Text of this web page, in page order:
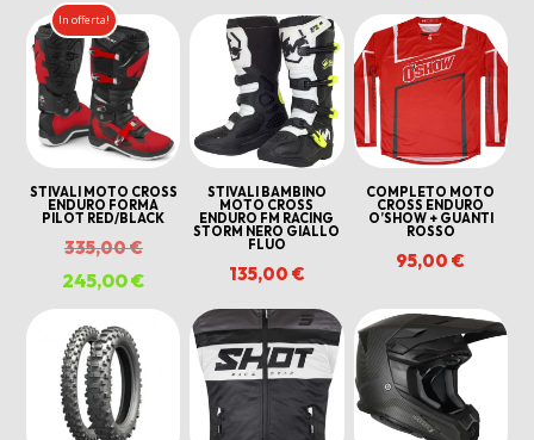
era:
prezzo
attuale
è:
In offerta!
STIVALI MOTO CROSS
ENDURO FORMA
PILOT RED/BLACK
335,00€Il
prezzo
originale
335,00 €.
245,00€Il
prezzo
attuale
245,00 €.
STIVALI BAMBINO
MOTO CROSS
ENDURO FM RACING
STORM NERO GIALLO
FLUO
135,00 €
COMPLETO MOTO
CROSS ENDURO
O’SHOW + GUANTI
ROSSO
95,00€